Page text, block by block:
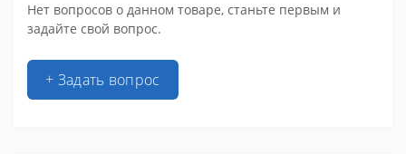
Нет вопросов о данном товаре, станьте первым и
задайте свой вопрос.
+ Задать вопрос